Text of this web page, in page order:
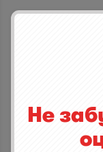
СТАНЬ
Не